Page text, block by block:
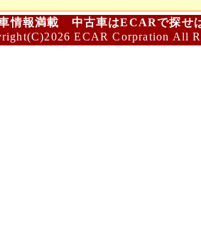
情報満載 中古車はECARで探せ
ECAR Corpration All